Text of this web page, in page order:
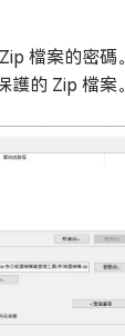
檔案的密碼
護的 Zip 檔案。